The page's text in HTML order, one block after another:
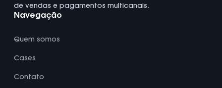
de vendas e pagamentos multicanais.
Navegação
Quem somos
Cases
Contato